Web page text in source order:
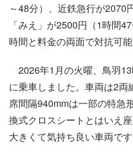
～48分）、近鉄急行が2070
「みえ」が2500円（1時間
時間と料金の両面で対抗可能
2026年1月の火曜、鳥羽13
に乗車しました。車両は2
席間隔940mmは一部の特急
換式クロスシートとはいえ
大きくて気持ち良い車両です